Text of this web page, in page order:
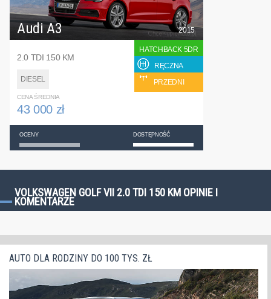
Audi A3
2.0 TDI 150 KM
DIESEL
2015
HATCHBACK 5DR
RĘCZNA
PRZEDNI
CENA ŚREDNIA
43 000 zł
OCENY DOSTĘPNOŚĆ
VOLKSWAGEN GOLF VII 2.0 TDI 150 KM OPINIE I
KOMENTARZE
AUTO DLA RODZINY DO 100 TYS. ZŁ